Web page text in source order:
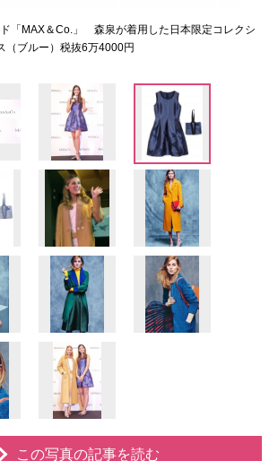
「MAX＆Co.」 森泉が着用した日本限定コレクシ
（ブルー）税抜6万4000円
この写真の記事を読む